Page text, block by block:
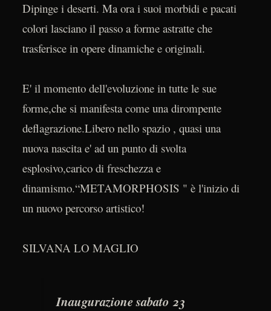
Dipinge i deserti. Ma ora i suoi morbidi e pacati
colori lasciano il passo a forme astratte che
trasferisce in opere dinamiche e originali.
E' il momento dell'evoluzione in tutte le sue
forme,che si manifesta come una dirompente
deflagrazione.Libero nello spazio , quasi una
nuova nascita e' ad un punto di svolta
esplosivo,carico di freschezza e
dinamismo.“METAMORPHOSIS " è l'inizio di
un nuovo percorso artistico!
SILVANA LO MAGLIO
Inaugurazione sabato 23